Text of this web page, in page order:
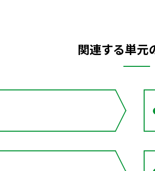
関連する単元